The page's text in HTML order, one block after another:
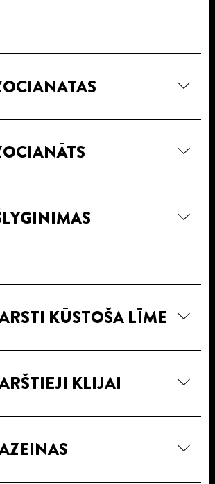
KŪSTOŠA LĪME
KLIJAI